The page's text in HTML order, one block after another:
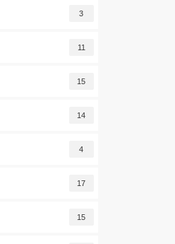
3
11
15
14
4
17
15